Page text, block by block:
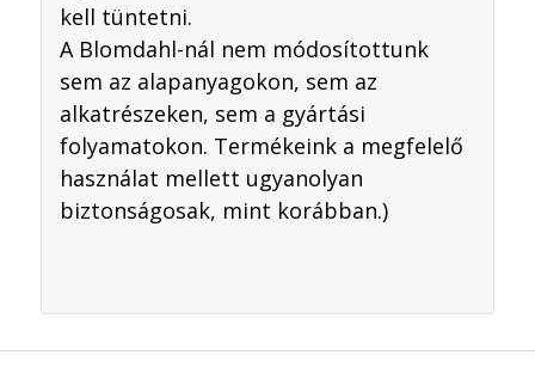
kell tüntetni.
A Blomdahl-nál nem módosítottunk
sem az alapanyagokon, sem az
alkatrészeken, sem a gyártási
folyamatokon. Termékeink a megfelelő
használat mellett ugyanolyan
biztonságosak, mint korábban.)